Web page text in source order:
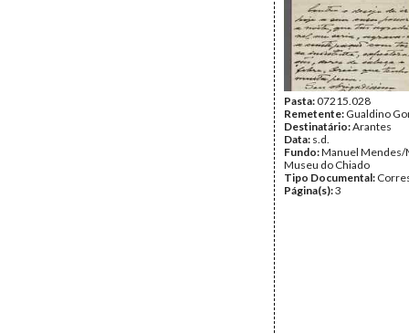
Pasta:07215.028
Remetente: Gualdino
Destinatário:Arantes
Data: s.d.
Fundo:Manuel Mendes/
Museu do Chiado
Tipo Documental:
Página(s):3